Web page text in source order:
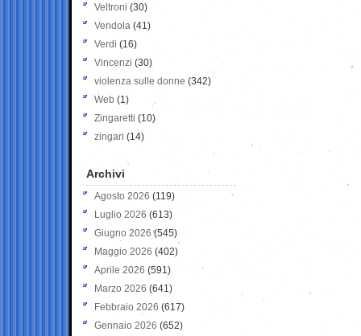
Veltroni (30)
Vendola (41)
Verdi (16)
Vincenzi (30)
violenza sulle donne (342)
Web (1)
Zingaretti (10)
zingari (14)
Archivi
Agosto 2026 (119)
Luglio 2026 (613)
Giugno 2026 (545)
Maggio 2026 (402)
Aprile 2026 (591)
Marzo 2026 (641)
Febbraio 2026 (617)
Gennaio 2026 (652)